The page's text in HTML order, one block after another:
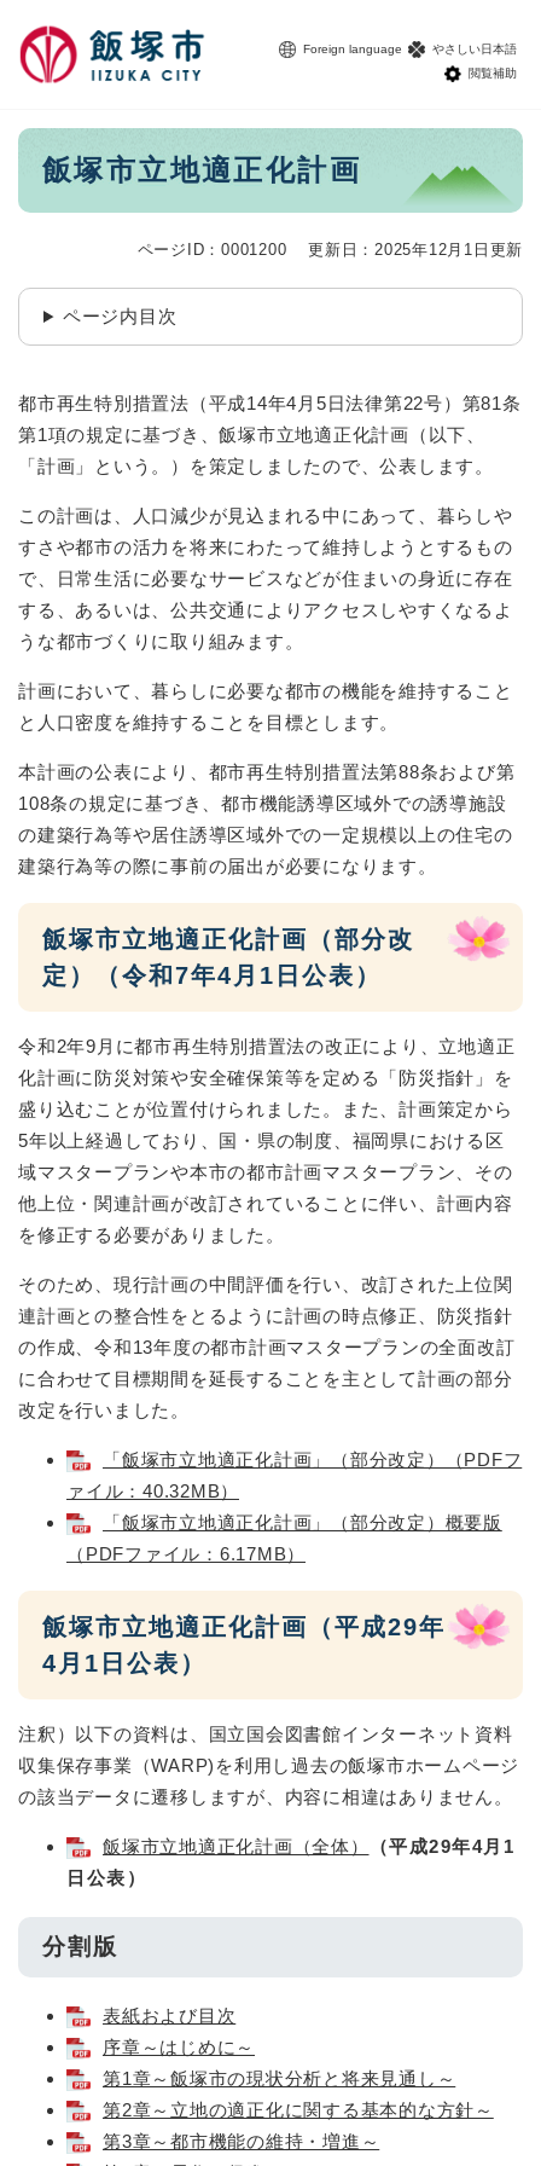
Foreign language
やさしい日本語
閲覧補助
本
飯塚市立地適正化計画
ページID：0001200 更新日：2025年12月1日更新
ページ内目次
都市再生特別措置法（平成14年4月5日法律第22号）第81条
第1項の規定に基づき、飯塚市立地適正化計画（以下、
「計画」という。）を策定しましたので、公表します。
この計画は、人口減少が見込まれる中にあって、暮らしや
すさや都市の活力を将来にわたって維持しようとするもの
で、日常生活に必要なサービスなどが住まいの身近に存在
する、あるいは、公共交通によりアクセスしやすくなるよ
うな都市づくりに取り組みます。
計画において、暮らしに必要な都市の機能を維持すること
と人口密度を維持することを目標とします。
本計画の公表により、都市再生特別措置法第88条および第
108条の規定に基づき、都市機能誘導区域外での誘導施設
の建築行為等や居住誘導区域外での一定規模以上の住宅の
建築行為等の際に事前の届出が必要になります。
飯塚市立地適正化計画（部分改
定）（令和7年4月1日公表）
令和2年9月に都市再生特別措置法の改正により、立地適正
化計画に防災対策や安全確保策等を定める「防災指針」を
盛り込むことが位置付けられました。また、計画策定から
5年以上経過しており、国・県の制度、福岡県における区
域マスタープランや本市の都市計画マスタープラン、その
他上位・関連計画が改訂されていることに伴い、計画内容
を修正する必要がありました。
そのため、現行計画の中間評価を行い、改訂された上位関
連計画との整合性をとるように計画の時点修正、防災指針
の作成、令和13年度の都市計画マスタープランの全面改訂
に合わせて目標期間を延長することを主として計画の部分
改定を行いました。
「飯塚市立地適正化計画」（部分改定）（PDFフ
ァイル：40.32MB）
「飯塚市立地適正化計画」（部分改定）概要版
（PDFファイル：6.17MB）
飯塚市立地適正化計画（平成29年
4月1日公表）
注釈）以下の資料は、国立国会図書館インターネット資料
収集保存事業（WARP)を利用し過去の飯塚市ホームページ
の該当データに遷移しますが、内容に相違はありません。
飯塚市立地適正化計画（全体）
（平成29年4月1
日公表）
分割版
表紙および目次
序章～はじめに～
第1章～飯塚市の現状分析と将来見通し～
第2章～立地の適正化に関する基本的な方針～
第3章～都市機能の維持・増進～